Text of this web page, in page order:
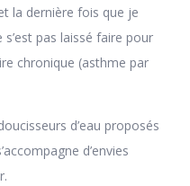
la dernière fois que je
pas laissé faire pour
chronique (asthme par
d’eau proposés
d’envies